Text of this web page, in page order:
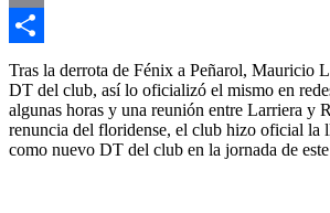
Email
Compartir
Tras la derrota de Fénix a Peñarol, Mauricio
DT del club, así lo oficializó el mismo en
algunas horas y una reunión entre Larriera y
renuncia del floridense, el club hizo oficial la
como nuevo DT del club en la jornada de este